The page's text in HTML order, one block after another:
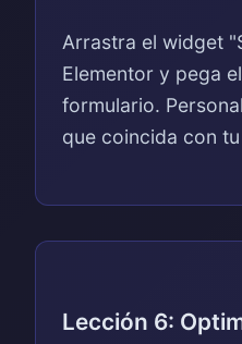
Arrastra el widget
Elementor y pega
formulario.
que coincida con
Lección 6: